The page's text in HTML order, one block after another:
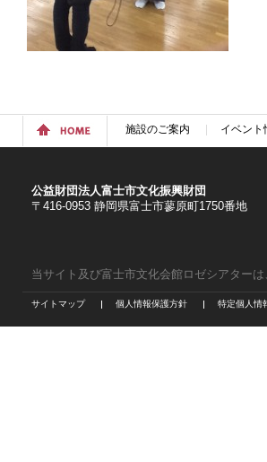
施設のご案内 イベント
公益財団法人富士市文化振興財団
〒416-0953 静岡県富士市蓼原町1750番地
当サイト及び富士市文化会館ロゼシアター
サイトマップ 個人情報保護方針 特定個人情